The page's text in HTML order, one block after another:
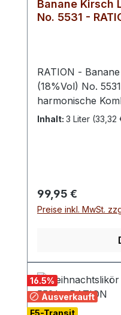
Banane Kirsch
No. 5531 -
RATION - Banane Kirsch Likör 0.5l
(18%Vol) No.
harmonische
Kirschen und
und reifen
Inhalt: 3 Liter (33,32
Regulärer Preis:
99,95 €
Preise inkl. MwSt.
16.5%
Ausverkauft
F5-Transit